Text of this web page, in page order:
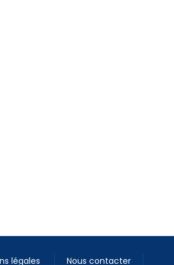
légales Nous contacter